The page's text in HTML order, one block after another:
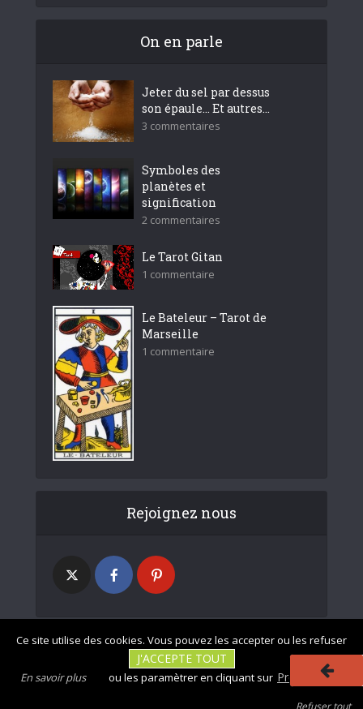
On en parle
Jeter du sel par dessus
son épaule… Et autres...
3 commentaires
Symboles des
planètes et
signification
2 commentaires
Le Tarot Gitan
1 commentaire
Le Bateleur – Tarot de
Marseille
1 commentaire
Rejoignez nous
Mentions légales Tous droits réservés - divinatix.com © 2026
Photos non
Politique des cookies|
Ce site utilise des cookies. Vous pouvez les accepter ou les refuser
J'ACCEPTE TOUT
ou les paramètrer en cliquant sur Préférences
En savoir plus
Refuser tout